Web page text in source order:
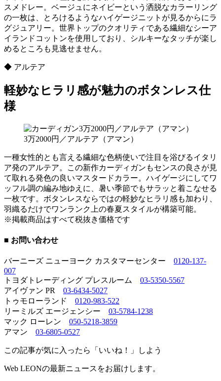
スメドレー。ベージュにネイビーという洒脱なカラーリング
の一枚は、とろけるようなハイゲージニットが見るからにラ
グジュアリー。世界トップのクオリティである繊細なシーア
イランドコットンを使用しており、シルキーなタッチが楽し
めるところも見逃せません。
◆ アルテア
軽妙なヒラリ感が魅力のボタンレス仕
様
3万2000円／アルテア（アマン）
一種女性的とも言える繊細な色柄使いで注目を浴びるイタリ
ア発のアルテア。この新作カーディガンもセンスの良さが見
て取れる発色の良いマスタードカラー。ハイゲージにしてワ
ッフル調の編み地ゆえに、暑い季節でもサラッと着こなせる
一枚です。ボタンレスならではの軽妙なヒラリ感も加わり、
羽織るだけでワンランク上の春夏スタイルが構築可能。
※掲載商品はすべて税抜き価格です
■ お問い合わせ
バーニーズ ニューヨーク カスタマーセンター 0120-137-
007
トヨダトレーディング プレスルーム 03-5350-5567
アイヴァン PR 03-6434-5027
トゥモローランド 0120-983-522
リーミルズ エージェンシー 03-5784-1238
マック ローレン 050-5218-3859
アマン 03-6805-0527
この記事が気に入ったら「いいね！」しよう
Web LEONの最新ニュースをお届けします。